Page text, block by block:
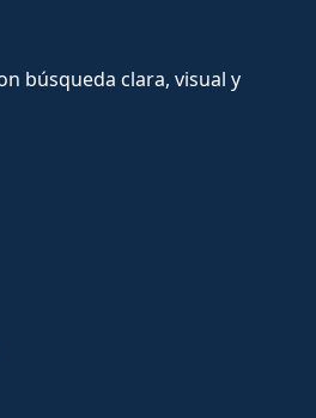
búsqueda clara, visual y